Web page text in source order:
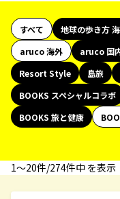
すべて 地球の歩き方
aruco 海外
aruco 国
Resort Style
島旅
BOOKS スペシャルコラボ
BOOKS 旅と健康
1〜20件/274件中 を表示